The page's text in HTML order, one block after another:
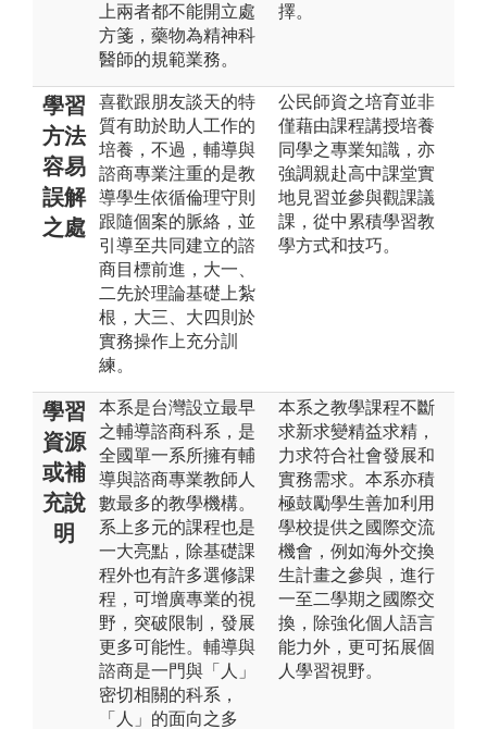
上兩者都不能開立處
方箋，藥物為精神科
醫師的規範業務。
擇。
學習
方法
容易
誤解
之處
喜歡跟朋友談天的特
質有助於助人工作的
培養，不過，輔導與
諮商專業注重的是教
導學生依循倫理守則
跟隨個案的脈絡，並
引導至共同建立的諮
商目標前進，大一、
二先於理論基礎上紮
根，大三、大四則於
實務操作上充分訓
練。
公民師資之培育並非
僅藉由課程講授培養
同學之專業知識，亦
強調親赴高中課堂實
地見習並參與觀課議
課，從中累積學習教
學方式和技巧。
學習
資源
或補
充說
明
本系是台灣設立最早
之輔導諮商科系，是
全國單一系所擁有輔
導與諮商專業教師人
數最多的教學機構。
系上多元的課程也是
一大亮點，除基礎課
程外也有許多選修課
程，可增廣專業的視
野，突破限制，發展
更多可能性。輔導與
諮商是一門與「人」
密切相關的科系，
「人」的面向之多
本系之教學課程不斷
求新求變精益求精，
力求符合社會發展和
實務需求。本系亦積
極鼓勵學生善加利用
學校提供之國際交流
機會，例如海外交換
生計畫之參與，進行
一至二學期之國際交
換，除強化個人語言
能力外，更可拓展個
人學習視野。